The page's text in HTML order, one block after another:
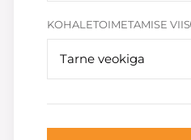
KOHALETOIMETAMISE VIIS
Tarne veokiga